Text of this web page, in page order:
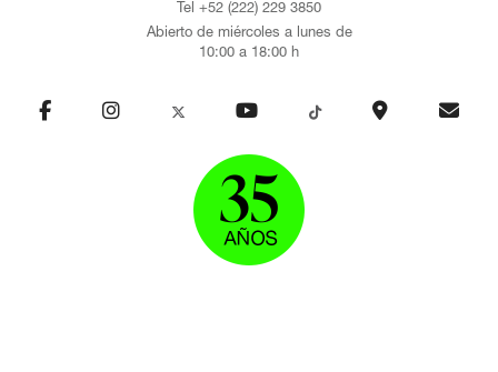
Tel +52 (222) 229 3850
Abierto de miércoles a lunes de
10:00 a 18:00 h